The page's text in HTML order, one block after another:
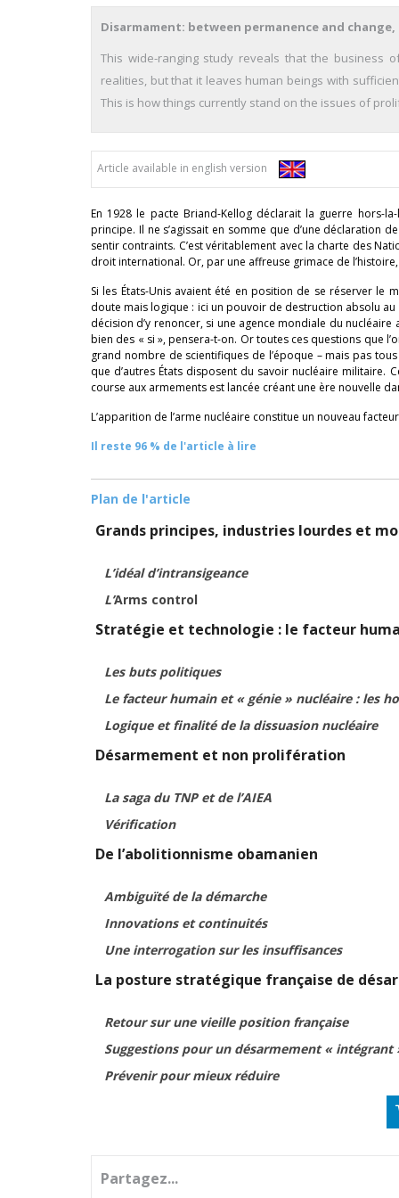
Disarmament: between permanence and
This wide-ranging study reveals that the business
realities, but that it leaves human beings with
This is how things currently stand on the issues of
Article available in english version
En 1928 le pacte Briand-Kellog déclarait la guerre hors-
principe. Il ne s’agissait en somme que d’une déclaration
sentir contraints. C’est véritablement avec la charte des
droit international. Or, par une affreuse grimace de
Si les États-Unis avaient été en position de se réserver le
doute mais logique : ici un pouvoir de destruction absolu
décision d’y renoncer, si une agence mondiale du
bien des « si », pensera-t-on. Or toutes ces questions que
grand nombre de scientifiques de l’époque – mais pas
que d’autres États disposent du savoir nucléaire militaire.
course aux armements est lancée créant une ère nouvelle
L’apparition de l’arme nucléaire constitue un nouveau
Il reste 96 % de l'article à lire
Plan de l'article
Grands principes, industries lourdes et
L’idéal d’intransigeance
L’Arms control
Stratégie et technologie : le facteur
Les buts politiques
Le facteur humain et « génie » nucléaire : les
Logique et finalité de la dissuasion nucléaire
Désarmement et non prolifération
La saga du TNP et de l’AIEA
Vérification
De l’abolitionnisme obamanien
Ambiguïté de la démarche
Innovations et continuités
Une interrogation sur les insuffisances
La posture stratégique française de
Retour sur une vieille position française
Suggestions pour un désarmement « intégrant
Prévenir pour mieux réduire
Partagez...